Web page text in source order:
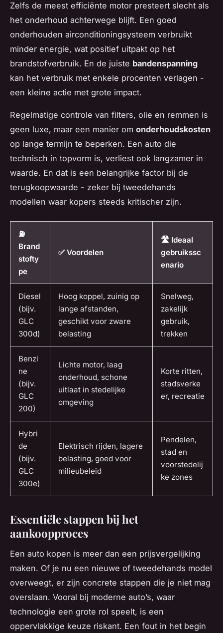
Zelfs de meest efficiënte motor presteert slecht als
het onderhoud achterwege blijft. Een goed
onderhouden airconditioningsysteem verbruikt
minder energie, wat positief uitpakt op het
brandstofverbruik. En de juiste bandenspanning
kan het verbruik met enkele procenten verlagen -
een kleine actie met grote impact.
Regelmatige controle van filters, olie en remmen is
geen luxe, maar een manier om onderhoudskosten
op lange termijn te beperken. Een auto die
technisch in topvorm is, verliest ook langzamer in
waarde. En dat is een belangrijke factor bij de
terugkoopwaarde - zeker bij tweedehands
modellen waar kopers steeds kritischer zijn.
⛽
Brand
stofty
pe
✅ Voordelen
🛣️ Ideaal
gebruikssc
enario
Diesel
(bijv.
GLC
300d)
Hoog koppel, zuinig op
lange afstanden,
geschikt voor zware
belasting
Snelweg,
zakelijk
gebruik,
trekken
Benzi
ne
(bijv.
GLC
200)
Lichte motor, laag
onderhoud, schone
uitlaat in stedelijke
omgeving
Korte ritten,
stadsverke
er, recreatie
Hybri
de
(bijv.
GLC
300e)
Elektrisch rijden, lagere
belasting, goed voor
milieubeleid
Pendelen,
stad en
voorstedelij
ke zones
Essentiële stappen bij het
aankoopproces
Een auto kopen is meer dan een prijsvergelijking
maken. Of je nu een nieuwe of tweedehands model
overweegt, er zijn concrete stappen die je niet mag
overslaan. Vooral bij moderne auto’s, waar
technologie een grote rol speelt, is een
oppervlakkige keuze riskant. Een fout in het begin